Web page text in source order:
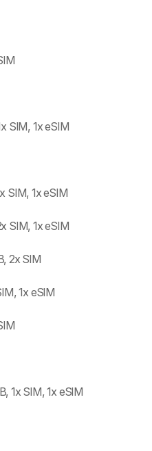
SIM, 1x eSIM
SIM, 1x eSIM
SIM, 1x eSIM
2x SIM
1x eSIM
1x SIM, 1x eSIM